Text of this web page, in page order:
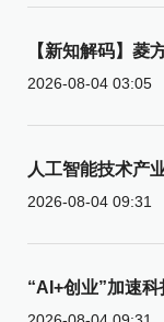
【新知解码】菱
2026-08-04 03:05
人工智能技术产
2026-08-04 09:31
“AI+创业”加速